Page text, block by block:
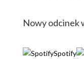
Nowy odcinek
Spotify